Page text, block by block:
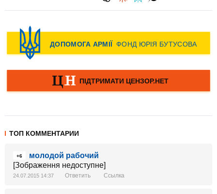
ТОП КОММЕНТАРИИ
+6
молодой рабочий
[Зображення недоступне]
24.07.2015 14:37 Ответить Ссылка